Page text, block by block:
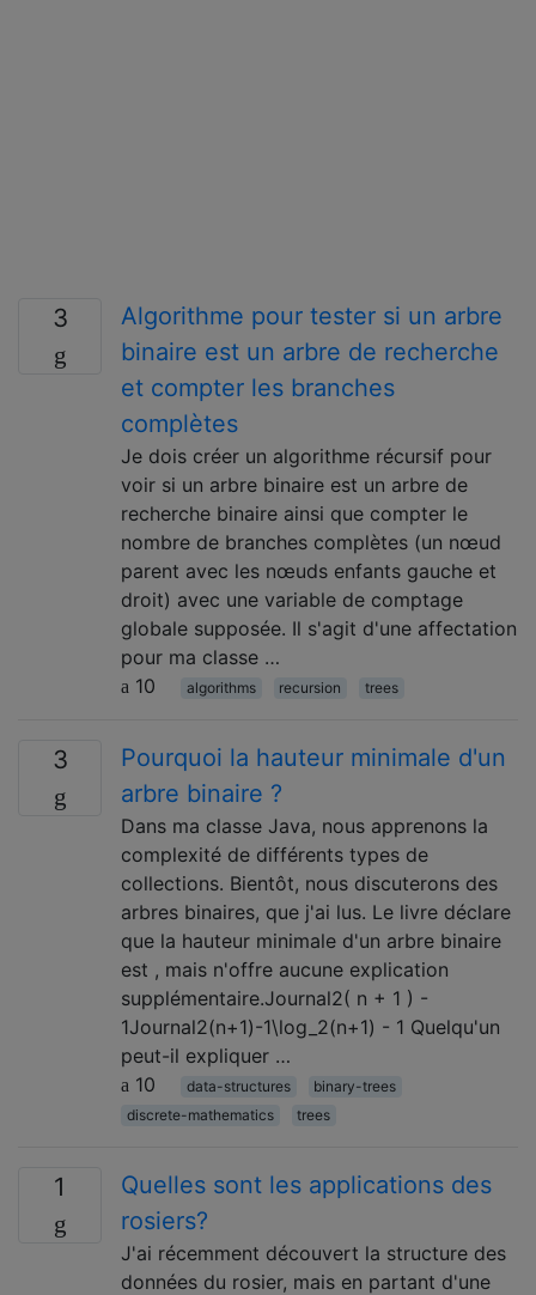
3
Algorithme pour tester si un arbre
binaire est un arbre de recherche
et compter les branches
complètes
Je dois créer un algorithme récursif pour
voir si un arbre binaire est un arbre de
recherche binaire ainsi que compter le
nombre de branches complètes (un nœud
parent avec les nœuds enfants gauche et
droit) avec une variable de comptage
globale supposée. Il s'agit d'une affectation
pour ma classe …
10
algorithms recursion trees
3
Pourquoi la hauteur minimale d'un
arbre binaire ?
Dans ma classe Java, nous apprenons la
complexité de différents types de
collections. Bientôt, nous discuterons des
arbres binaires, que j'ai lus. Le livre déclare
que la hauteur minimale d'un arbre binaire
est , mais n'offre aucune explication
supplémentaire.Journal2( n + 1 ) -
1Journal2⁡(n+1)-1\log_2(n+1) - 1 Quelqu'un
peut-il expliquer …
10
data-structures
binary-trees
discrete-mathematics
trees
1
Quelles sont les applications des
rosiers?
J'ai récemment découvert la structure des
données du rosier, mais en partant d'une